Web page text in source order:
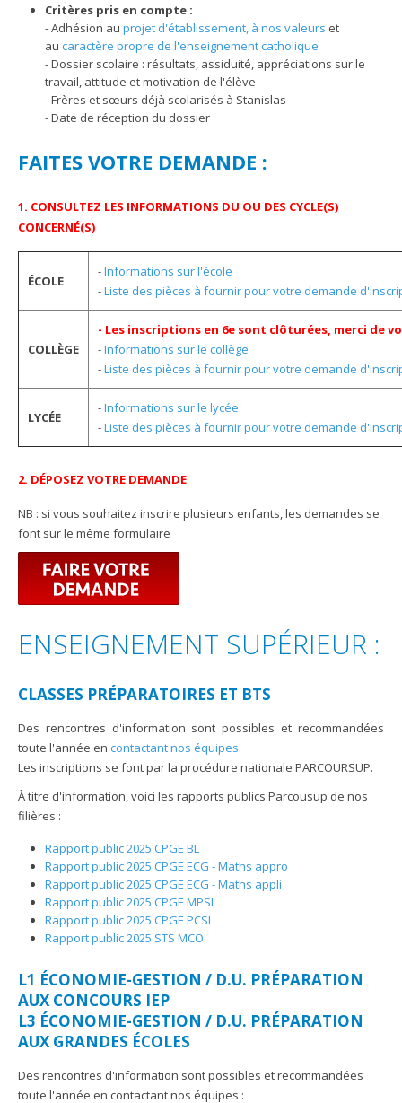
Critères pris en compte :
- Adhésion au projet d'établissement, à nos valeurs et
au caractère propre de l'enseignement catholique
- Dossier scolaire : résultats, assiduité, appréciations sur le
travail, attitude et motivation de l'élève
- Frères et sœurs déjà scolarisés à Stanislas
- Date de réception du dossier
FAITES VOTRE DEMANDE :
1. CONSULTEZ LES INFORMATIONS DU OU DES CYCLE(S)
CONCERNÉ(S)
ÉCOLE
-Informations sur l'école
-Liste des pièces à fournir pour votre demande
COLLÈGE
- Les inscriptions en 6e sont clôturées, merci de
-Informations sur le collège
-Liste des pièces à fournir pour votre demande
LYCÉE
-Informations sur le lycée
-Liste des pièces à fournir pour votre demande
2. DÉPOSEZ VOTRE DEMANDE
NB : si vous souhaitez inscrire plusieurs enfants, les demandes se
font sur le même formulaire
ENSEIGNEMENT SUPÉRIEUR :
CLASSES PRÉPARATOIRES ET BTS
Des rencontres d'information sont possibles et recommandées
toute l'année en contactant nos équipes.
Les inscriptions se font par la procédure nationale PARCOURSUP.
À titre d'information, voici les rapports publics Parcousup de nos
filières :
Rapport public 2025 CPGE BL
Rapport public 2025 CPGE ECG - Maths appro
Rapport public 2025 CPGE ECG - Maths appli
Rapport public 2025 CPGE MPSI
Rapport public 2025 CPGE PCSI
Rapport public 2025 STS MCO
L1 ÉCONOMIE-GESTION / D.U. PRÉPARATION
AUX CONCOURS IEP
L3 ÉCONOMIE-GESTION / D.U. PRÉPARATION
AUX GRANDES ÉCOLES
Des rencontres d'information sont possibles et recommandées
toute l'année en contactant nos équipes :